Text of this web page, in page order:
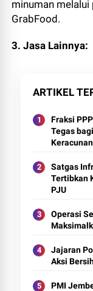
minuman
GrabFood.
3. Jasa Lainnya:
ARTIKEL
Fraksi
Tegas
Satgas
Tertibkan
PJU
Operasi
Jajaran
Aksi
PMI